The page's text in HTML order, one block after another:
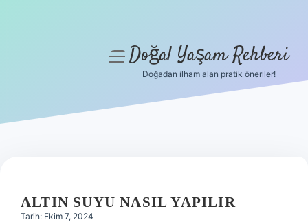
Hakkımızda
menüyüDoğal Yaşam Rehberi
Doğadan ilham alan pratik öneriler!
ALTIN SUYU NASIL YAPILIR
Tarih: Ekim 7, 2024